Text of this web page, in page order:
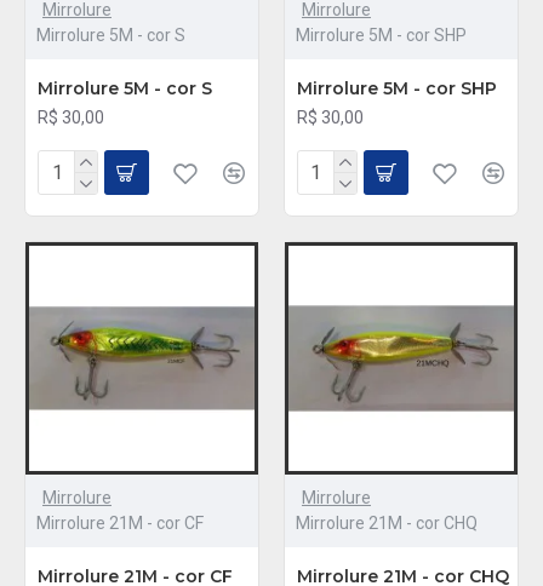
Mirrolure
Mirrolure 5M - cor S
Mirrolure 5M - cor S
R$ 30,00
Mirrolure
Mirrolure 5M - cor SHP
Mirrolure 5M - cor SHP
R$ 30,00
Mirrolure
Mirrolure 21M - cor CF
Mirrolure 21M - cor CF
Mirrolure
Mirrolure 21M - cor CHQ
Mirrolure 21M - cor CHQ